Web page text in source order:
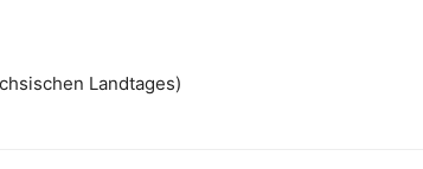
Landtages)